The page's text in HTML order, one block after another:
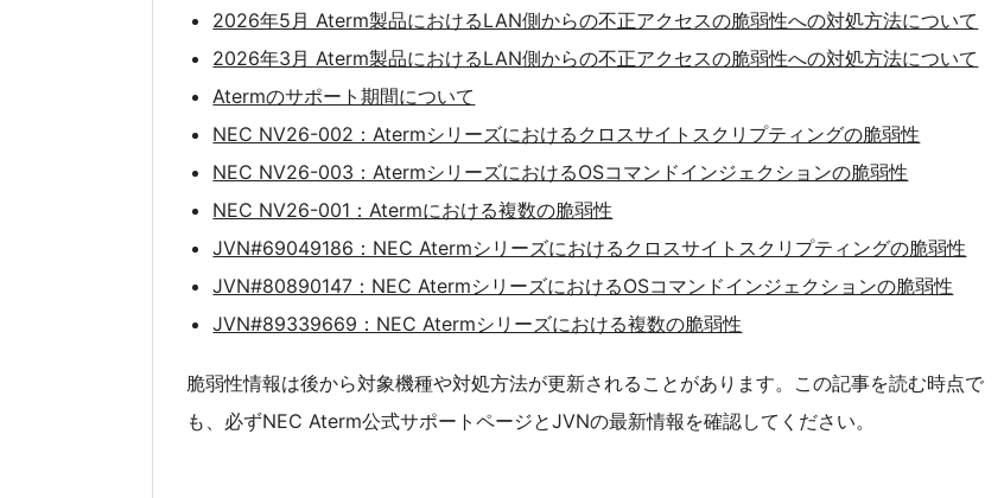
2026年5月 Aterm製品におけるLAN側からの不正アクセスの脆弱性への対処方法について
2026年3月 Aterm製品におけるLAN側からの不正アクセスの脆弱性への対処方法について
Atermのサポート期間について
NEC NV26-002：Atermシリーズにおけるクロスサイトスクリプティングの脆弱性
NEC NV26-003：AtermシリーズにおけるOSコマンドインジェクションの脆弱性
NEC NV26-001：Atermにおける複数の脆弱性
JVN#69049186：NEC Atermシリーズにおけるクロスサイトスクリプティングの脆弱性
JVN#80890147：NEC AtermシリーズにおけるOSコマンドインジェクションの脆弱性
JVN#89339669：NEC Atermシリーズにおける複数の脆弱性
脆弱性情報は後から対象機種や対処方法が更新されることがあります。この記事を読む時点で
も、必ずNEC Aterm公式サポートページとJVNの最新情報を確認してください。